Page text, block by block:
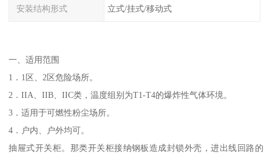
安装结构形式 立式/挂式/移动式
一、适用范围
1．1区、2区危险场所。
2．IIA、IIB、IIC类，温度组别为T1-T4的爆炸性气体环境。
3．适用于可燃性粉尘场所。
4．户内、户外均可。
抽屉式开关柜。那类开关柜接纳钢板造成封锁外壳，进出线回路的